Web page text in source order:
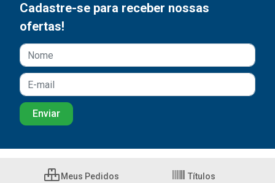
Cadastre-se para receber nossas
ofertas!
Meus Pedidos Títulos